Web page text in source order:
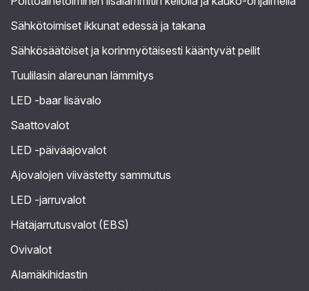
Sähkötoimiset ikkunat edessä ja takana
Sähkösäätöiset ja korinmyötäisesti kääntyvät peilit
Tuulilasin alareunan lämmitys
LED -baar lisävalo
Saattovalot
LED -päiväajovalot
Ajovalojen viivästetty sammutus
LED -jarruvalot
Hätäjarrutusvalot (EBS)
Ovivalot
Alamäkihidastin